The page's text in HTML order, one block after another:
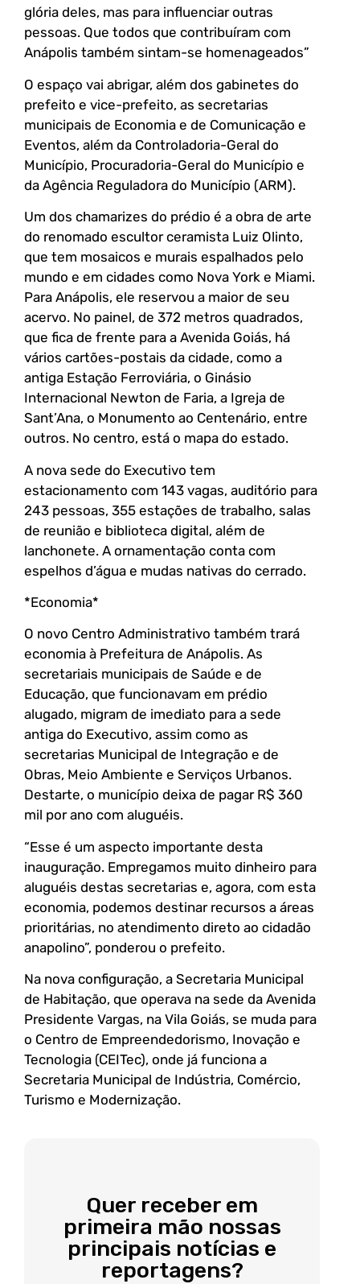
glória deles, mas para influenciar outras
pessoas. Que todos que contribuíram com
Anápolis também sintam-se homenageados”
O espaço vai abrigar, além dos gabinetes do
prefeito e vice-prefeito, as secretarias
municipais de Economia e de Comunicação e
Eventos, além da Controladoria-Geral do
Município, Procuradoria-Geral do Município e
da Agência Reguladora do Município (ARM).
Um dos chamarizes do prédio é a obra de arte
do renomado escultor ceramista Luiz Olinto,
que tem mosaicos e murais espalhados pelo
mundo e em cidades como Nova York e Miami.
Para Anápolis, ele reservou a maior de seu
acervo. No painel, de 372 metros quadrados,
que fica de frente para a Avenida Goiás, há
vários cartões-postais da cidade, como a
antiga Estação Ferroviária, o Ginásio
Internacional Newton de Faria, a Igreja de
Sant’Ana, o Monumento ao Centenário, entre
outros. No centro, está o mapa do estado.
A nova sede do Executivo tem
estacionamento com 143 vagas, auditório para
243 pessoas, 355 estações de trabalho, salas
de reunião e biblioteca digital, além de
lanchonete. A ornamentação conta com
espelhos d’água e mudas nativas do cerrado.
*Economia*
O novo Centro Administrativo também trará
economia à Prefeitura de Anápolis. As
secretariais municipais de Saúde e de
Educação, que funcionavam em prédio
alugado, migram de imediato para a sede
antiga do Executivo, assim como as
secretarias Municipal de Integração e de
Obras, Meio Ambiente e Serviços Urbanos.
Destarte, o município deixa de pagar R$ 360
mil por ano com aluguéis.
“Esse é um aspecto importante desta
inauguração. Empregamos muito dinheiro para
aluguéis destas secretarias e, agora, com esta
economia, podemos destinar recursos a áreas
prioritárias, no atendimento direto ao cidadão
anapolino”, ponderou o prefeito.
Na nova configuração, a Secretaria Municipal
de Habitação, que operava na sede da Avenida
Presidente Vargas, na Vila Goiás, se muda para
o Centro de Empreendedorismo, Inovação e
Tecnologia (CEITec), onde já funciona a
Secretaria Municipal de Indústria, Comércio,
Turismo e Modernização.
Quer receber em
primeira mão nossas
principais notícias e
reportagens?